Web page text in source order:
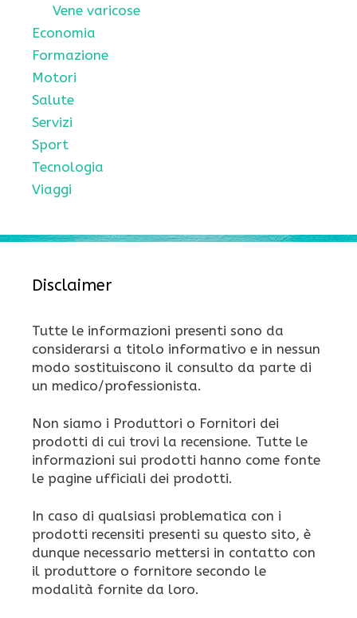
Vene varicose
Economia
Formazione
Motori
Salute
Servizi
Sport
Tecnologia
Viaggi
Disclaimer
Tutte le informazioni presenti sono da
considerarsi a titolo informativo e in nessun
modo sostituiscono il consulto da parte di
un medico/professionista.
Non siamo i Produttori o Fornitori dei
prodotti di cui trovi la recensione. Tutte le
informazioni sui prodotti hanno come fonte
le pagine ufficiali dei prodotti.
In caso di qualsiasi problematica con i
prodotti recensiti presenti su questo sito, è
dunque necessario mettersi in contatto con
il produttore o fornitore secondo le
modalità fornite da loro.